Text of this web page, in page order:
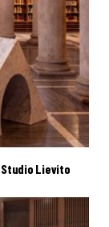
Lievito